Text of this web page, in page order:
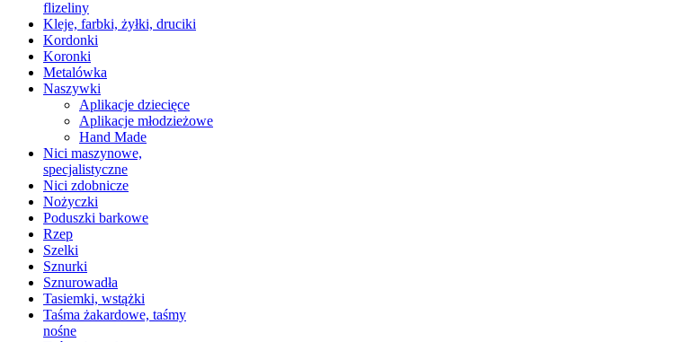
flizeliny
Kleje, farbki, żyłki, druciki
Kordonki
Koronki
Metalówka
Naszywki
Aplikacje dziecięce
Aplikacje młodzieżowe
Hand Made
Nici maszynowe,
specjalistyczne
Nici zdobnicze
Nożyczki
Poduszki barkowe
Rzep
Szelki
Sznurki
Sznurowadła
Tasiemki, wstążki
Taśma żakardowe, taśmy
nośne